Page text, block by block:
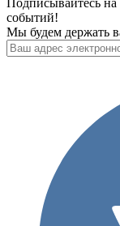
событий!
Мы будем держать